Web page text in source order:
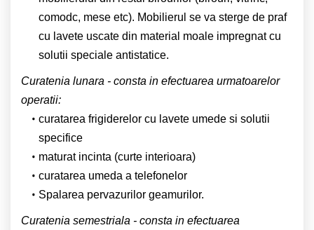
comodc, mese etc). Mobilierul se va sterge de praf
cu lavete uscate din material moale impregnat cu
solutii speciale antistatice.
Curatenia lunara - consta in efectuarea urmatoarelor
operatii:
curatarea frigiderelor cu lavete umede si solutii
specifice
maturat incinta (curte interioara)
curatarea umeda a telefonelor
Spalarea pervazurilor geamurilor.
Curatenia semestriala - consta in efectuarea